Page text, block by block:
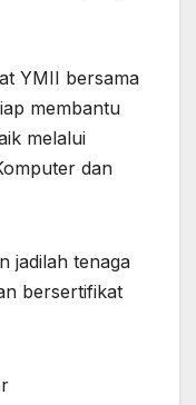
YMII bersama
membantu
melalui
dan
jadilah tenaga
bersertifikat